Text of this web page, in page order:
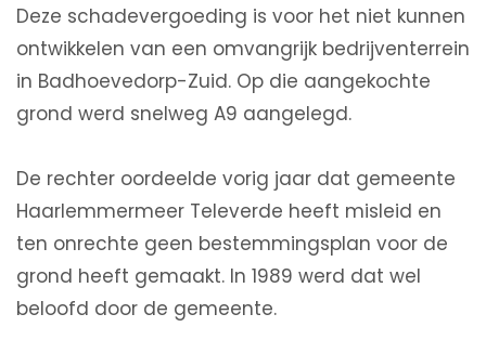
Deze schadevergoeding is voor het niet kunnen
ontwikkelen van een omvangrijk bedrijventerrein
in Badhoevedorp-Zuid. Op die aangekochte
grond werd snelweg A9 aangelegd.
De rechter oordeelde vorig jaar dat gemeente
Haarlemmermeer Televerde heeft misleid en
ten onrechte geen bestemmingsplan voor de
grond heeft gemaakt. In 1989 werd dat wel
beloofd door de gemeente.